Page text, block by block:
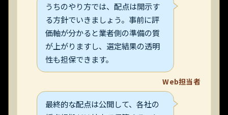
うちのやり方では、配点は開示す
る方針でいきましょう。事前に評
価軸が分かると業者側の準備の質
が上がりますし、選定結果の透明
性も担保できます。
Web担当者
最終的な配点は公開して、各社の